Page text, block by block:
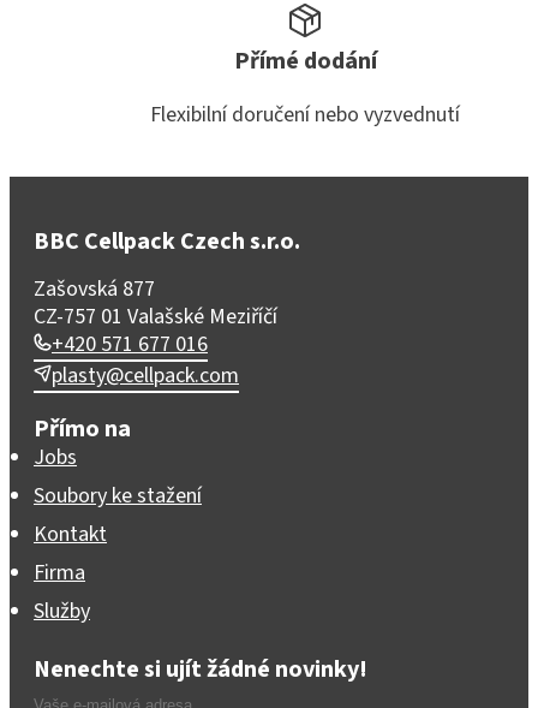
Přímé dodání
Flexibilní doručení nebo vyzvednutí
BBC Cellpack Czech s.r.o.
Zašovská 877
CZ-757 01 Valašské Meziříčí
+420 571 677 016
plasty@cellpack.com
Přímo na
Jobs
Soubory ke stažení
Kontakt
Firma
Služby
Nenechte si ujít žádné novinky!